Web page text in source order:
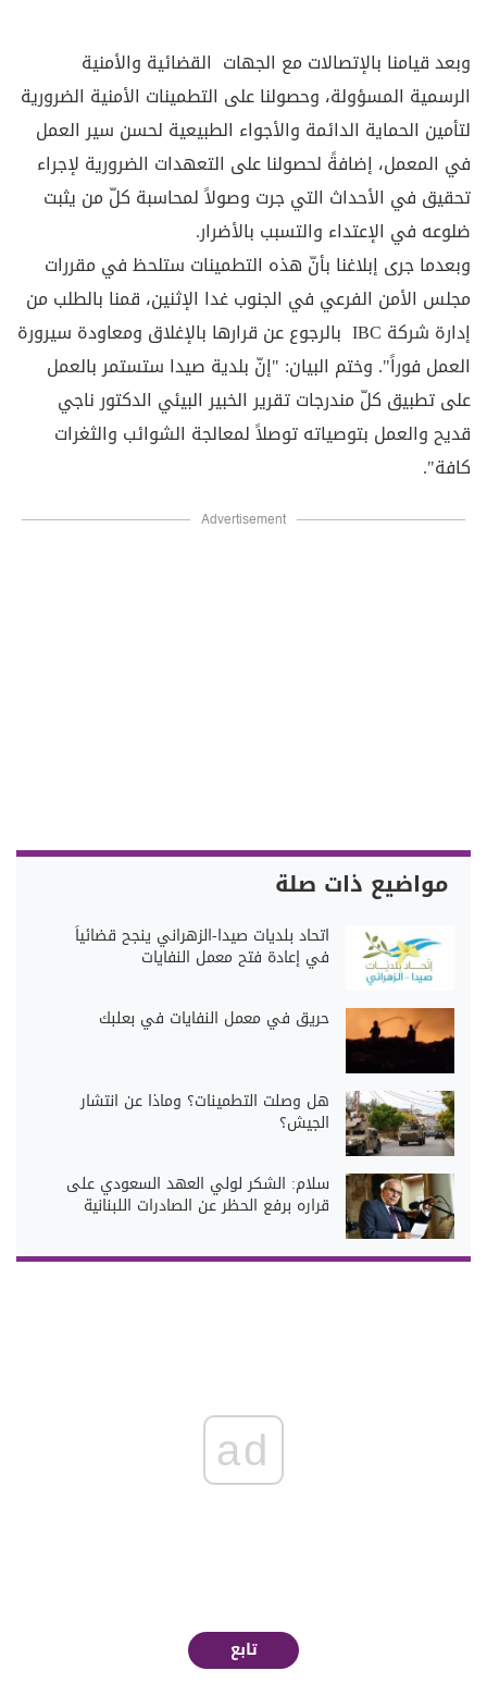
وبعد قيامنا بالإتصالات مع الجهات القضائية والأمنية
الرسمية المسؤولة، وحصولنا على التطمينات الأمنية الضرورية
لتأمين الحماية الدائمة والأجواء الطبيعية لحسن سير العمل
في المعمل، إضافةً لحصولنا على التعهدات الضرورية لإجراء
تحقيق في الأحداث التي جرت وصولاً لمحاسبة كلّ من يثبت
ضلوعه في الإعتداء والتسبب بالأضرار.
وبعدما جرى إبلاغنا بأنّ هذه التطمينات ستلحظ في مقررات
مجلس الأمن الفرعي في الجنوب غدا الإثنين، قمنا بالطلب من
إدارة شركة IBC بالرجوع عن قرارها بالإغلاق ومعاودة سيرورة
العمل فوراً". وختم البيان: "إنّ بلدية صيدا ستستمر بالعمل
على تطبيق كلّ مندرجات تقرير الخبير البيئي الدكتور ناجي
قديح والعمل بتوصياته توصلاً لمعالجة الشوائب والثغرات
كافة".
Advertisement
مواضيع ذات صلة
اتحاد بلديات صيدا-الزهراني ينجح قضائياً
في إعادة فتح معمل النفايات
حريق في معمل النفايات في بعلبك
هل وصلت التطمينات؟ وماذا عن انتشار
الجيش؟
سلام: الشكر لولي العهد السعودي على
قراره برفع الحظر عن الصادرات اللبنانية
ad
تابع